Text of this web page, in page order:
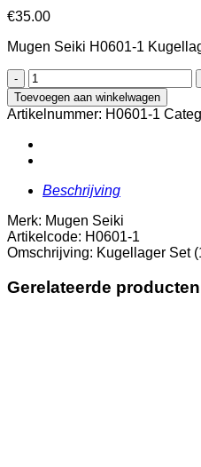
€35.00
Mugen Seiki H0601-1
Kugellager
Set
(12x18)
(10)
aantal
Toevoegen aan winkelwagen
Artikelnummer: H0601-1
Beschrijving
Merk: Mugen Seiki
Artikelcode: H0601-1
Omschrijving: Kugellager Set
Gerelateerde producten